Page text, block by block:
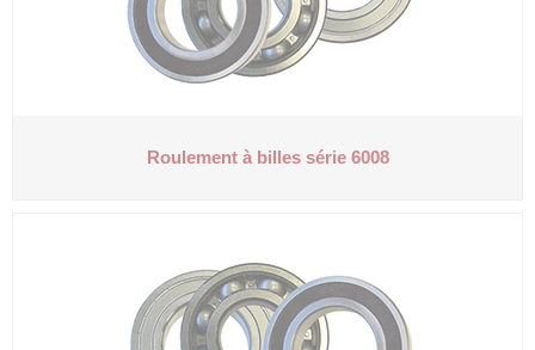
Roulement à billes série 6008